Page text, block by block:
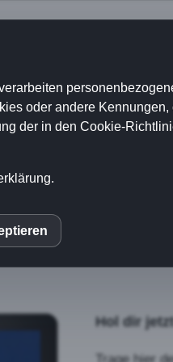
geflocktem Hafer
– ganz ohne
Hol dir
oder andere Kennungen,
der in den Cookie-